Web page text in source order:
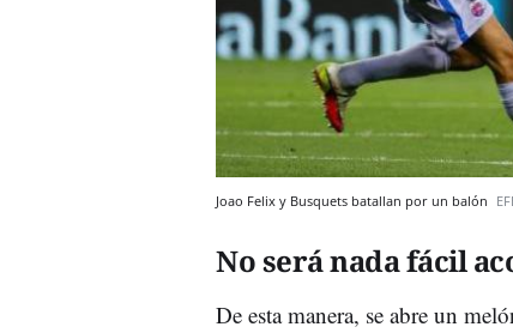
Joao Felix y Busquets batallan por un balón
No será nada fácil
De esta manera, se abre un